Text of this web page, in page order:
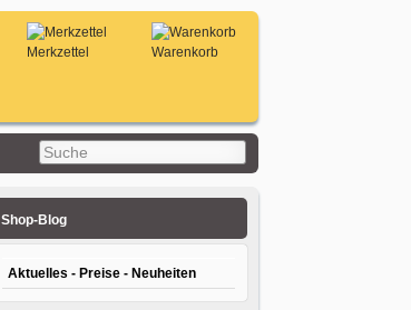
Warenkorb
Merkzettel
Shop-Blog
Aktuelles - Preise - Neuheiten